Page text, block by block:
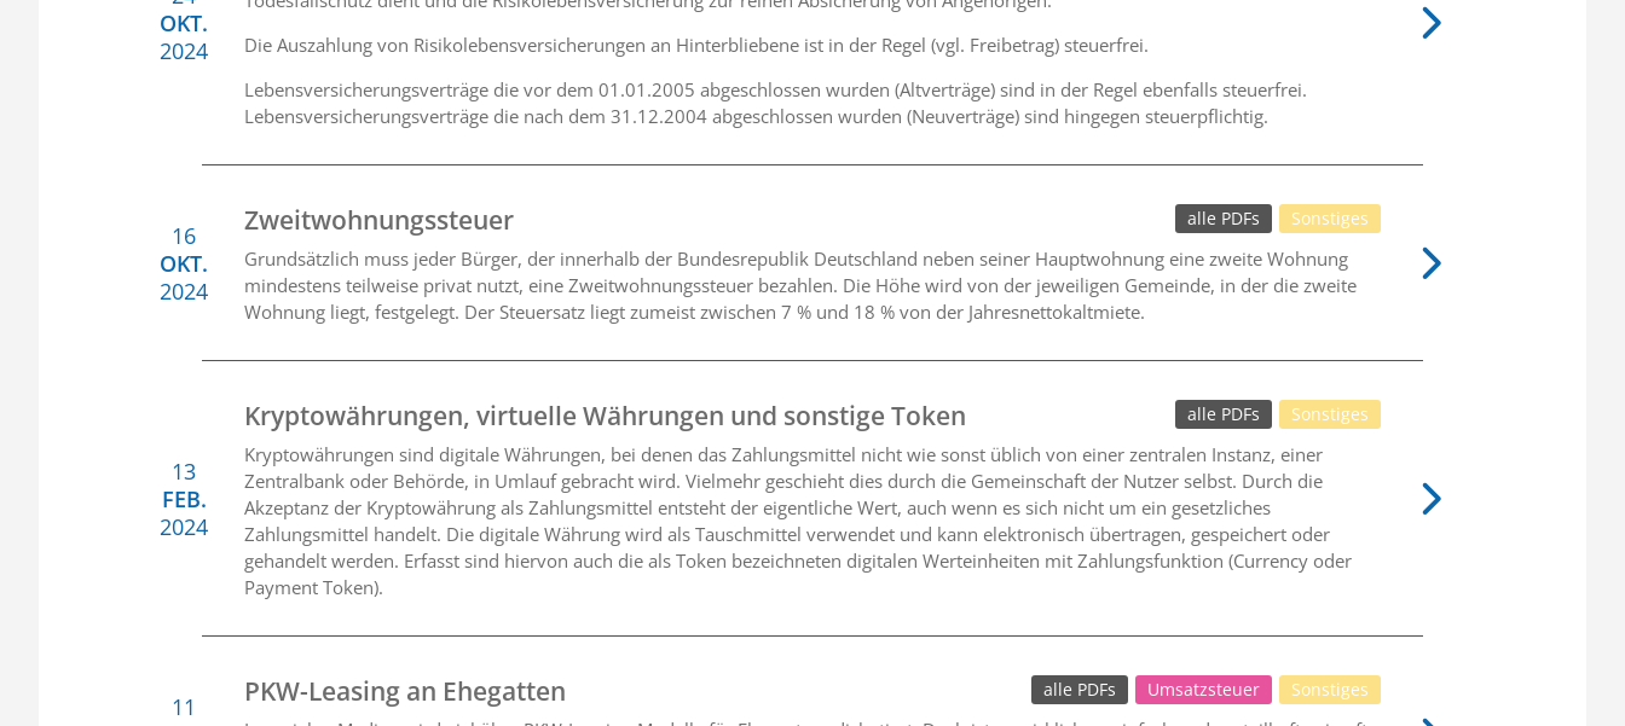
OKT.
2024
Die Auszahlung von Risikolebensversicherungen an Hinterbliebene ist in der Regel (vgl. Freibetrag) steuerfrei.
Lebensversicherungsverträge die vor dem 01.01.2005 abgeschlossen wurden (Altverträge) sind in der Regel ebenfalls steuerfrei.
Lebensversicherungsverträge die nach dem 31.12.2004 abgeschlossen wurden (Neuverträge) sind hingegen steuerpflichtig.
16
OKT.
2024
Zweitwohnungssteuer Sonstiges
alle PDFs
Grundsätzlich muss jeder Bürger, der innerhalb der Bundesrepublik Deutschland neben seiner Hauptwohnung eine zweite Wohnung
mindestens teilweise privat nutzt, eine Zweitwohnungssteuer bezahlen. Die Höhe wird von der jeweiligen Gemeinde, in der die zweite
Wohnung liegt, festgelegt. Der Steuersatz liegt zumeist zwischen 7 % und 18 % von der Jahresnettokaltmiete.
13
FEB.
2024
Kryptowährungen, virtuelle Währungen und sonstige Token Sonstiges
alle PDFs
Kryptowährungen sind digitale Währungen, bei denen das Zahlungsmittel nicht wie sonst üblich von einer zentralen Instanz, einer
Zentralbank oder Behörde, in Umlauf gebracht wird. Vielmehr geschieht dies durch die Gemeinschaft der Nutzer selbst. Durch die
Akzeptanz der Kryptowährung als Zahlungsmittel entsteht der eigentliche Wert, auch wenn es sich nicht um ein gesetzliches
Zahlungsmittel handelt. Die digitale Währung wird als Tauschmittel verwendet und kann elektronisch übertragen, gespeichert oder
gehandelt werden. Erfasst sind hiervon auch die als Token bezeichneten digitalen Werteinheiten mit Zahlungsfunktion (Currency oder
Payment Token).
11
PKW-Leasing an Ehegatten Sonstiges
Umsatzsteuer
alle PDFs